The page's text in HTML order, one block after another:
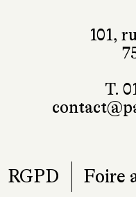
101,
T.
RGPD Foire